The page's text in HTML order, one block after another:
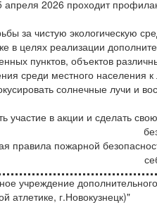
2026 проходит
за чистую экологическую
в целях реализации
пунктов, объектов
среди местного населения
солнечные лучи и
участие в акции и сделать
правила пожарной
учреждение
г.Новокузнецк)"